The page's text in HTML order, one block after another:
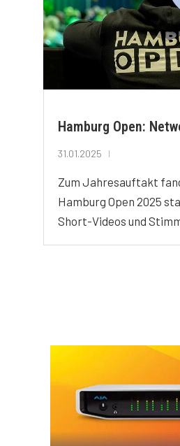
Hamburg Open:
31.01.2025
Zum Jahresauftakt
Hamburg Open 2025
Short-Videos und